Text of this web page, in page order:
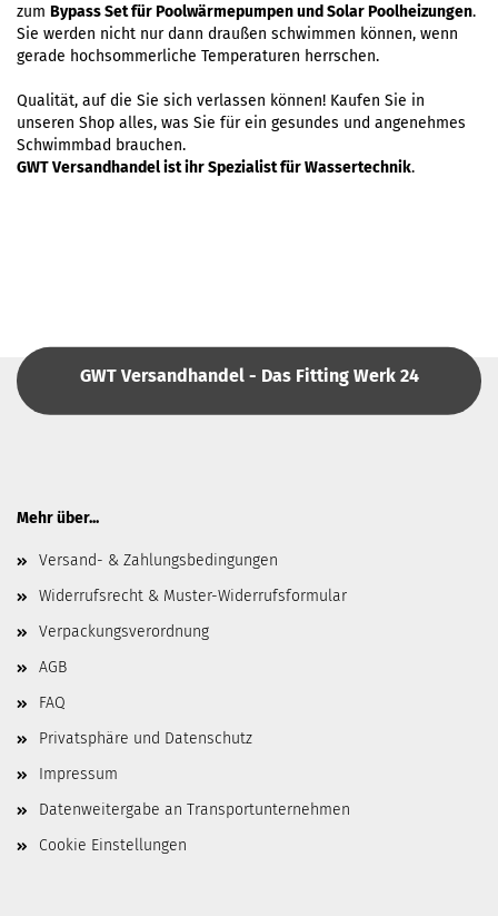
zum Bypass Set für Poolwärmepumpen und Solar Poolheizungen.
Sie werden nicht nur dann draußen schwimmen können, wenn
gerade hochsommerliche Temperaturen herrschen.
Qualität, auf die Sie sich verlassen können! Kaufen Sie in
unseren Shop alles, was Sie für ein gesundes und angenehmes
Schwimmbad brauchen.
GWT Versandhandel ist ihr Spezialist für Wassertechnik.
GWT Versandhandel - Das Fitting Werk 24
Mehr über...
Versand- & Zahlungsbedingungen
Widerrufsrecht & Muster-Widerrufsformular
Verpackungsverordnung
AGB
FAQ
Privatsphäre und Datenschutz
Impressum
Datenweitergabe an Transportunternehmen
Cookie Einstellungen